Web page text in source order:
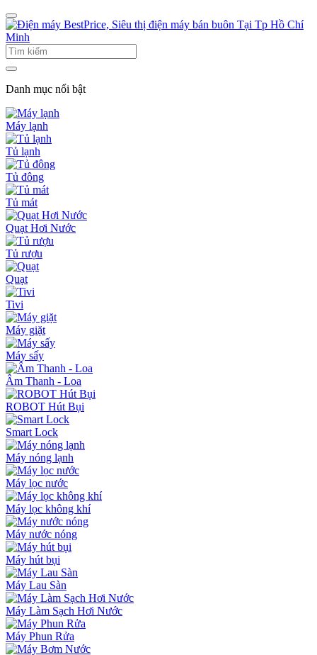
Danh mục nổi bật
Máy lạnh
Tủ lạnh
Tủ đông
Tủ mát
Quạt Hơi Nước
Tủ rượu
Quạt
Tivi
Máy giặt
Máy sấy
Âm Thanh - Loa
ROBOT Hút Bụi
Smart Lock
Máy nóng lạnh
Máy lọc nước
Máy lọc không khí
Máy nước nóng
Máy hút bụi
Máy Lau Sàn
Máy Làm Sạch Hơi Nước
Máy Phun Rửa